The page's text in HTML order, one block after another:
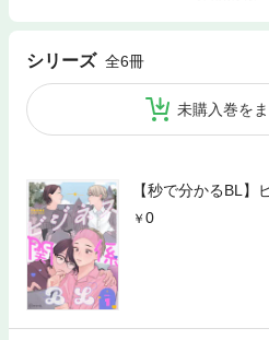
シリーズ 全6冊
未購入巻を
【秒で分かるBL】
0